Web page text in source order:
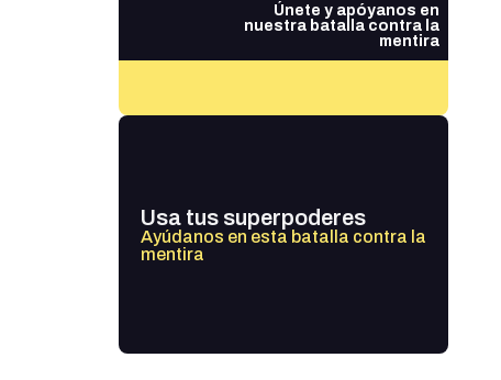
Únete y apóyanos en
nuestra batalla contra la
mentira
Usa tus superpoderes
Ayúdanos en esta batalla contra la
mentira